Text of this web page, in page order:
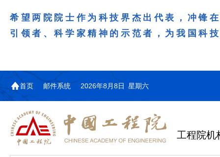
希望两院院士作为科技界杰出代表，冲锋
引领者、科学家精神的示范者，为我国科
首页 邮件系统 2026年8月8日 星期六
工程院机